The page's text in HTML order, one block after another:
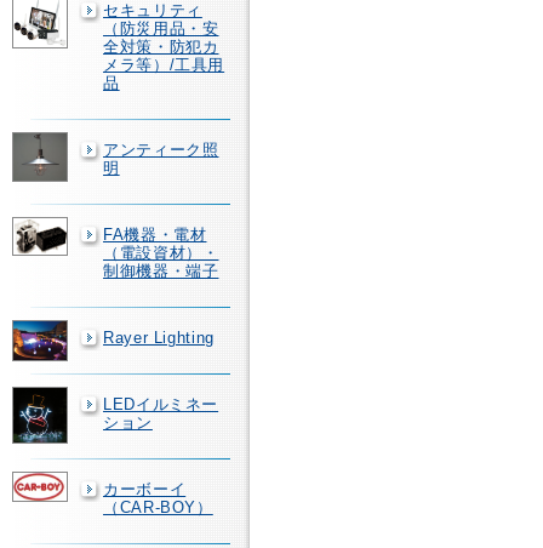
セキュリティ
（防災用品・安
全対策・防犯カ
メラ等）/工具用
品
アンティーク照
明
FA機器・電材
（電設資材）・
制御機器・端子
Rayer Lighting
LEDイルミネー
ション
カーボーイ
（CAR-BOY）